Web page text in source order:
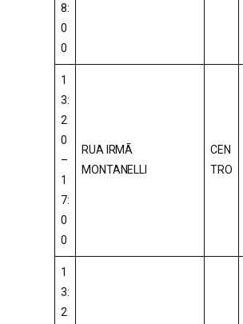
8:
0
0
1
3:
2
0
–
1
7:
0
0
RUA IRMÃ
MONTANELLI
CEN
TRO
1
3:
2